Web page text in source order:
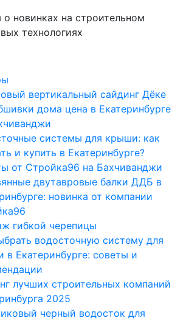
новинках на строительном
технологиях
вертикальный сайдинг Дёке
дома цена в Екатеринбурге
системы для крыши: как
и купить в Екатеринбурге?
от Стройка96 на Бахчиванджи
двутавровые балки ДДБ в
новинка от компании
гибкой черепицы
водосточную систему для
в Екатеринбурге: советы и
лучших строительных компаний
2025
черный водосток для